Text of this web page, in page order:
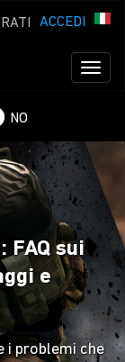
ACCEDI
NO
FAQ sui
e
i problemi che